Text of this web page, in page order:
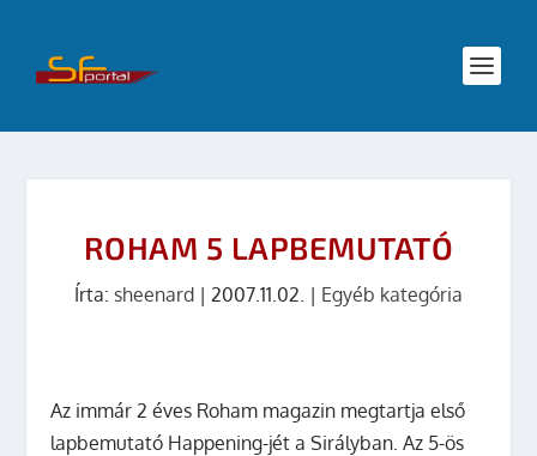
ROHAM 5 LAPBEMUTATÓ
Írta: sheenard | 2007.11.02. | Egyéb kategória
Az immár 2 éves Roham magazin megtartja első
lapbemutató Happening-jét a Sirályban. Az 5-ös